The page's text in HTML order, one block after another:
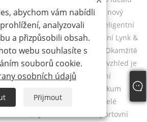
v Šanghaji. Přijme zbrusu nový
čip.|První model inteligentní
Oficiální obrázky nového vydání Lynk &
nového Chang'an Uni-V: Okamžitě
„horký poklop“. Zatemněný vzhled je
přední obličeje: Aplikační
Dog 2. generace HI4
Průzkum
v Shanghai 2025: Podezřelé
Pro, vybavené uzenou sportovní
abychom vám nabídli
analyzovali
a přizpůsobili obsah.
webu souhlasíte s
souborů cookie.
osobních údajů
Přijmout